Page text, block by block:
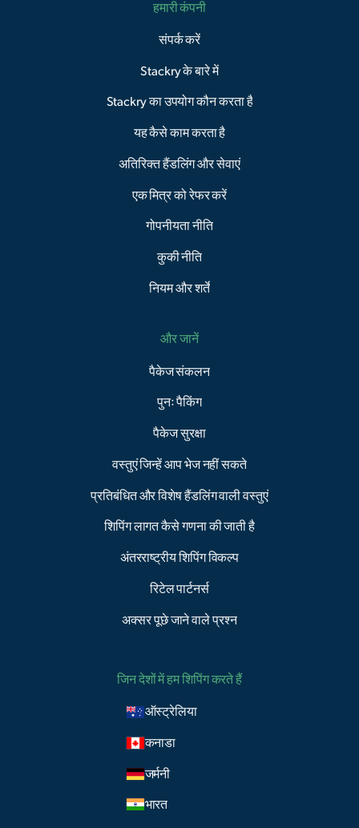
हमारी कंपनी
संपर्क करें
Stackry के बारे में
Stackry का उपयोग कौन करता है
यह कैसे काम करता है
अतिरिक्त हैंडलिंग और सेवाएं
एक मित्र को रेफर करें
गोपनीयता नीति
कुकी नीति
नियम और शर्तें
और जानें
पैकेज संकलन
पुनः पैकिंग
पैकेज सुरक्षा
वस्तुएं जिन्हें आप भेज नहीं सकते
प्रतिबंधित और विशेष हैंडलिंग वाली वस्तुएं
शिपिंग लागत कैसे गणना की जाती है
अंतरराष्ट्रीय शिपिंग विकल्प
रिटेल पार्टनर्स
अक्सर पूछे जाने वाले प्रश्न
जिन देशों में हम शिपिंग करते हैं
ऑस्ट्रेलिया
कनाडा
जर्मनी
भारत